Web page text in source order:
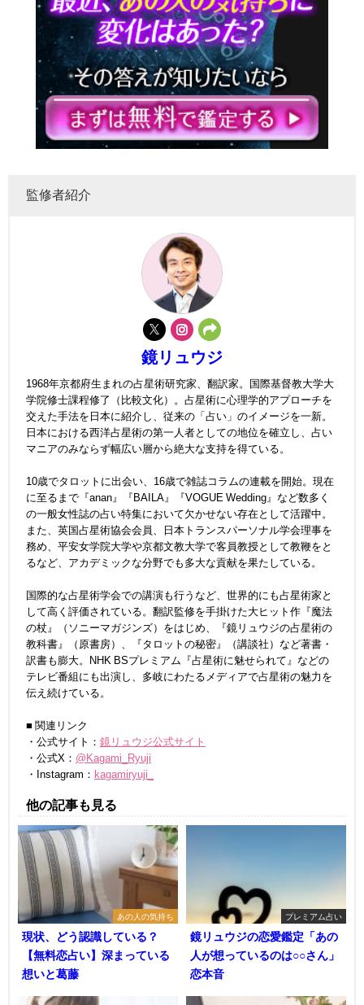
監修者紹介
鏡リュウジ
1968年京都府生まれの占星術研究家、翻訳家。国際基督教大学大
学院修士課程修了（比較文化）。占星術に心理学的アプローチを
交えた手法を日本に紹介し、従来の「占い」のイメージを一新。
日本における西洋占星術の第一人者としての地位を確立し、占い
マニアのみならず幅広い層から絶大な支持を得ている。
10歳でタロットに出会い、16歳で雑誌コラムの連載を開始。現在
に至るまで『anan』『BAILA』『VOGUE Wedding』など数多く
の一般女性誌の占い特集において欠かせない存在として活躍中。
また、英国占星術協会会員、日本トランスパーソナル学会理事を
務め、平安女学院大学や京都文教大学で客員教授として教鞭をと
るなど、アカデミックな分野でも多大な貢献を果たしている。
国際的な占星術学会での講演も行うなど、世界的にも占星術家と
して高く評価されている。翻訳監修を手掛けた大ヒット作『魔法
の杖』（ソニーマガジンズ）をはじめ、『鏡リュウジの占星術の
教科書』（原書房）、『タロットの秘密』（講談社）など著書・
訳書も膨大。NHK BSプレミアム『占星術に魅せられて』などの
テレビ番組にも出演し、多岐にわたるメディアで占星術の魅力を
伝え続けている。
■ 関連リンク
・公式サイト： 鏡リュウジ公式サイト
・公式X： @Kagami_Ryuji
・Instagram： kagamiryuji_
他の記事も見る
あの人の気持ち
現状、どう認識している？
【無料恋占い】深まっている
想いと葛藤
プレミアム占い
鏡リュウジの恋愛鑑定「あの
人が想っているのは○○さん」
恋本音